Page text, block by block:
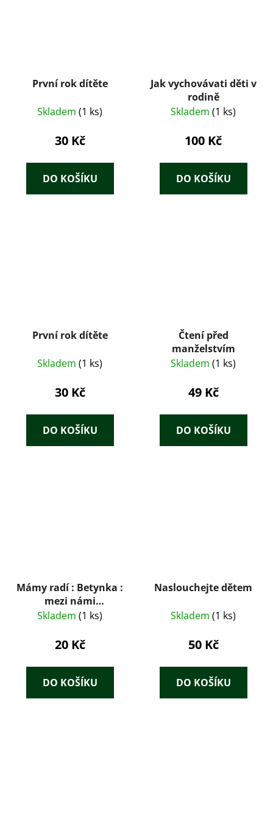
První rok dítěte
Skladem (1 ks)
30 Kč
DO KOŠÍKU
Jak vychovávati děti v
rodině
Skladem (1 ks)
100 Kč
DO KOŠÍKU
První rok dítěte
Skladem (1 ks)
30 Kč
DO KOŠÍKU
Čtení před
manželstvím
Skladem (1 ks)
49 Kč
DO KOŠÍKU
Mámy radí : Betynka :
mezi námi
maminkami 11 / 08
Skladem (1 ks)
20 Kč
DO KOŠÍKU
Naslouchejte dětem
Skladem (1 ks)
50 Kč
DO KOŠÍKU